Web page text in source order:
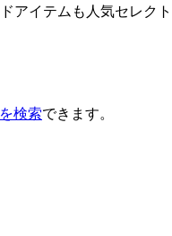
アイテムも人気セレ
検索できます。